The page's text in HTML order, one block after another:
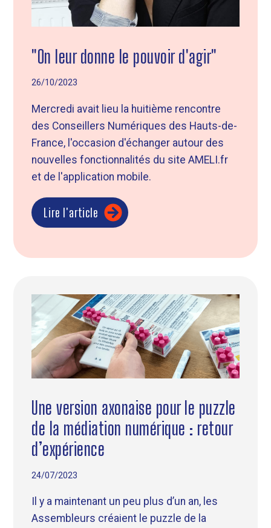
"On leur donne le pouvoir d'agir"
26/10/2023
Mercredi avait lieu la huitième rencontre
des Conseillers Numériques des Hauts-de-
France, l'occasion d'échanger autour des
nouvelles fonctionnalités du site AMELI.fr
et de l'application mobile.
Lire l'article
Une version axonaise pour le puzzle
de la médiation numérique : retour
d’expérience
24/07/2023
Il y a maintenant un peu plus d’un an, les
Assembleurs créaient le puzzle de la